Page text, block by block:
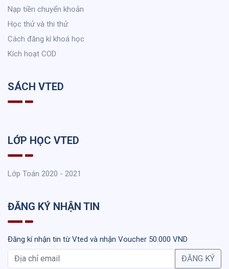
Nạp tiền chuyển khoản
Học thử và thi thử
Cách đăng kí khoá học
Kích hoạt COD
SÁCH VTED
LỚP HỌC VTED
Lớp Toán 2020 - 2021
ĐĂNG KÝ NHẬN TIN
Đăng kí nhận tin từ Vted và nhận Voucher 50.000 VND
ĐĂNG KÝ